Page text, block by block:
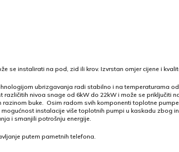
se instalirati na pod, zid ili krov. Izvrstan omjer cijene i
ubrizgavanja radi stabilno i na temperaturama
nivoa snage od 6kW do 22kW i može se priključiti
buke. Osim radom svih komponenti toplotne
instalacije više toplotnih pumpi u kaskadu zbog
i smanjili potrošnju energije.
putem pametnih telefona.